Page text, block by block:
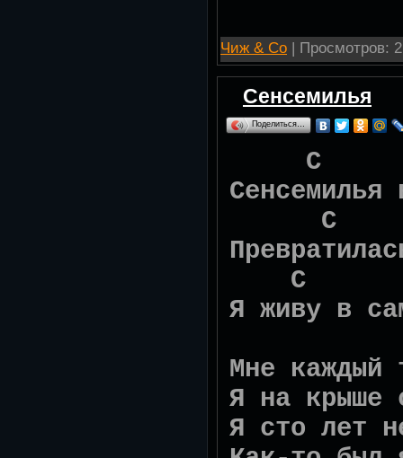
Чиж & Со | Просмотров:
Сенсемилья
Поделиться…
C
Сенсемилья
C
C
Я живу в
Мне
Я на крыше
Я сто лет